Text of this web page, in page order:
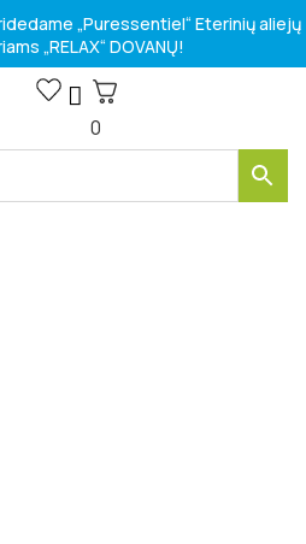
„Puressentiel“ Eterinių aliejų
„RELAX“ DOVANŲ!
0